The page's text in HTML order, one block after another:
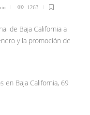
1263
de Baja California a
y la promoción de
en Baja California, 69